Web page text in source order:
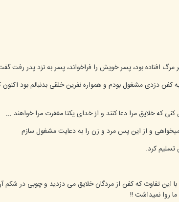
مرگ افتاده بود، پسر خویش را فراخواند، پسر به نزد پدر
کفن دزدی مشغول بودم و همواره نفرین خلقی بدنبالم بود
کنی که خلایق مرا دعا کنند و از خدای یکتا مغفرت مرا خواهند ...
و از این پس مرد و زن را به دعایت مشغول سازم
تسلیم کرد.
این تفاوت که کفن از مردگان خلایق می دزدید و چوبی در شکم
روا نمیداشت !!